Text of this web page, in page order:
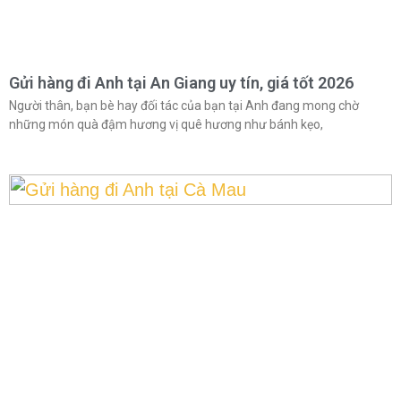
Gửi hàng đi Anh tại An Giang uy tín, giá tốt 2026
Người thân, bạn bè hay đối tác của bạn tại Anh đang mong chờ
những món quà đậm hương vị quê hương như bánh kẹo,